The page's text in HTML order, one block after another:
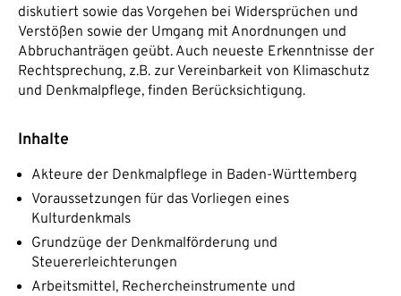
diskutiert sowie das Vorgehen bei Widersprüchen und
Verstößen sowie der Umgang mit Anordnungen und
Abbruchanträgen geübt. Auch neueste Erkenntnisse der
Rechtsprechung, z.B. zur Vereinbarkeit von Klimaschutz
und Denkmalpflege, finden Berücksichtigung.
Inhalte
Akteure der Denkmalpflege in Baden-Württemberg
Voraussetzungen für das Vorliegen eines
Kulturdenkmals
Grundzüge der Denkmalförderung und
Steuererleichterungen
Arbeitsmittel, Rechercheinstrumente und